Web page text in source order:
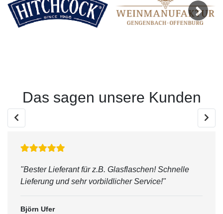
Das sagen unsere Kunden
"Bester Lieferant für z.B. Glasflaschen! Schnelle
Lieferung und sehr vorbildlicher Service!"
Björn Ufer